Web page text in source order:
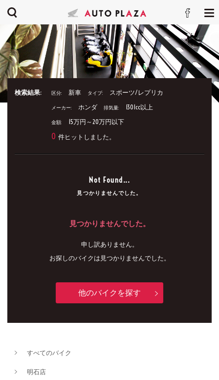
検索結果: 区分: 新車 タイプ: スポーツ/レプリカ
メーカー: ホンダ 排気量: 1301cc以上
金額: 15万円～20万円以下
0 件ヒットしました。
Not Found...
見つかりませんでした。
見つかりませんでした。
申し訳ありません。
お探しのバイクは見つかりませんでした。
他のバイクを探す
すべてのバイク
明石店